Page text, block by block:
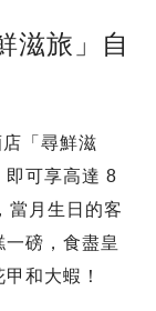
滋旅」自
「尋鮮滋
即可享高達 8
當月生日的客
磅，食盡皇
和大蝦！